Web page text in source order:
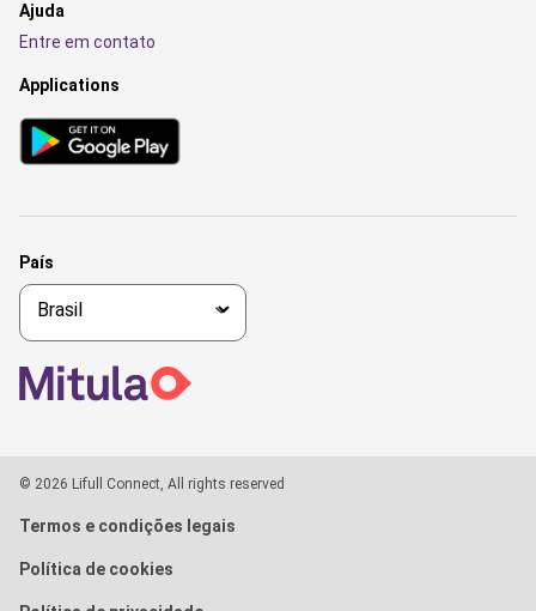
Ajuda
Entre em contato
Applications
País
© 2026 Lifull Connect, All rights reserved
Termos e condições legais
Política de cookies